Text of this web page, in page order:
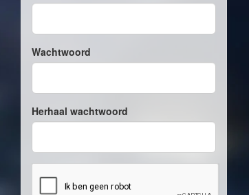
Wachtwoord
Herhaal wachtwoord